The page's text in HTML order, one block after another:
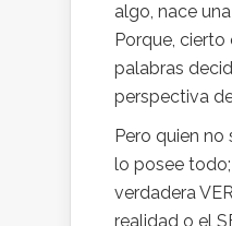
algo, nace
Porque, cierto
palabras
perspectiva
Pero quien no
lo posee
verdadera
realidad o el